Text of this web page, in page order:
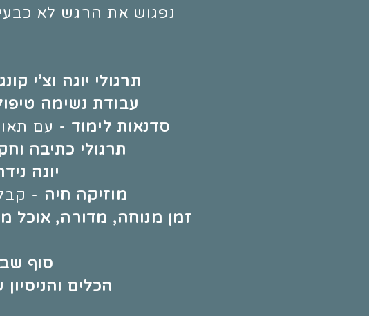
נפגוש את הרגש לא
תרגולי יוגה וצ’י קונג
עבודת נשימה
סדנאות לימוד - עם
תרגולי כתיבה
יוגה
מוזיקה חיה -
זמן מנוחה, מדורה, אוכל
סוף
הכלים